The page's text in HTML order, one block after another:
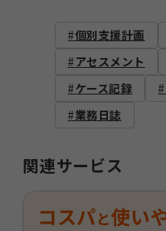
個別支援計画
アセスメント
ケース記録
業務日誌
関連サービス